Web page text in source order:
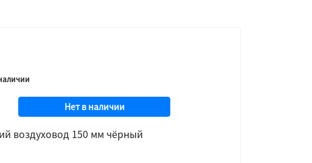
Нет в наличии
воздуховод 150 мм чёрный